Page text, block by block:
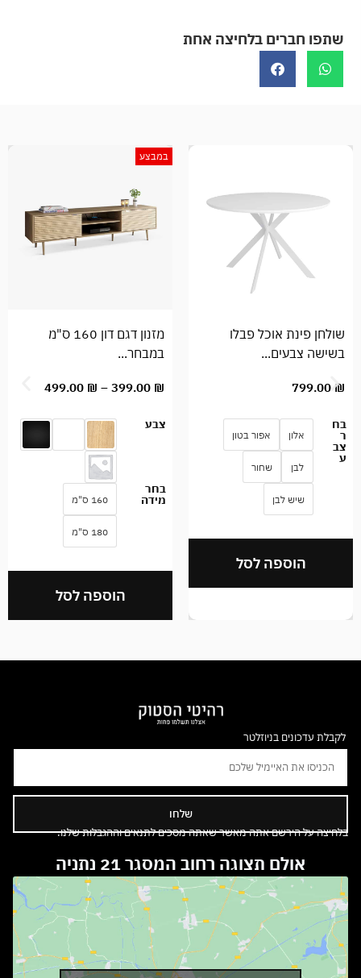
שתפו חברים בלחיצה אחת
799.00 ₪
שולחן פינת אוכל פבלו
בשישה צבעים...
בח
ר
צב
ע
אלון אפור בטון
לבן שחור
שיש לבן
הוספה לסל
במבצע
399.00 ₪
–
499.00 ₪
מזנון דגם דון 160 ס"מ
במבחר...
צבע
בחר
מידה 160 ס"מ
180 ס"מ
הוספה לסל
לקבלת עדכונים בניוזלטר
שלחו
בלחיצה על הירשם אתה מאשר שאתה מסכים לתנאים וההגבלות שלנו.
אולם תצוגה רחוב המסגר 21 נתניה